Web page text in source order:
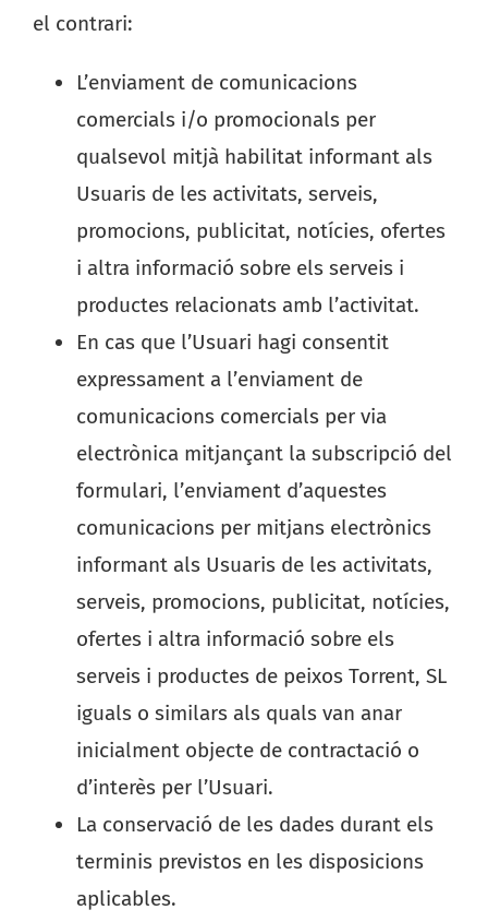
el contrari:
L’enviament de comunicacions
comercials i/o promocionals per
qualsevol mitjà habilitat informant als
Usuaris de les activitats, serveis,
promocions, publicitat, notícies, ofertes
i altra informació sobre els serveis i
productes relacionats amb l’activitat.
En cas que l’Usuari hagi consentit
expressament a l’enviament de
comunicacions comercials per via
electrònica mitjançant la subscripció del
formulari, l’enviament d’aquestes
comunicacions per mitjans electrònics
informant als Usuaris de les activitats,
serveis, promocions, publicitat, notícies,
ofertes i altra informació sobre els
serveis i productes de peixos Torrent, SL
iguals o similars als quals van anar
inicialment objecte de contractació o
d’interès per l’Usuari.
La conservació de les dades durant els
terminis previstos en les disposicions
aplicables.